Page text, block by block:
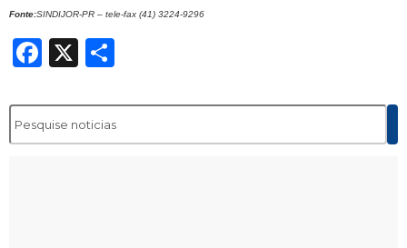
Fonte:SINDIJOR-PR – tele-fax (41) 3224-9296
Facebook
X